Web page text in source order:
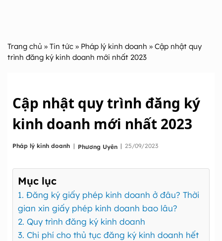
Trang chủ » Tin tức » Pháp lý kinh doanh » Cập nhật quy
trình đăng ký kinh doanh mới nhất 2023
Cập nhật quy trình đăng ký
kinh doanh mới nhất 2023
Pháp lý kinh doanh | Phương Uyên | 25/09/2023
Mục lục
1. Đăng ký giấy phép kinh doanh ở đâu? Thời
gian xin giấy phép kinh doanh bao lâu?
2. Quy trình đăng ký kinh doanh
3. Chi phí cho thủ tục đăng ký kinh doanh hết